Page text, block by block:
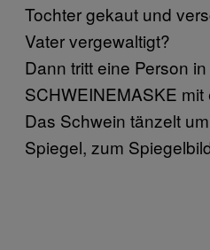
Tochter gekaut und
Vater vergewaltigt?
Dann tritt eine Person
SCHWEINEMASKE
Das Schwein tänzelt
Spiegel, zum